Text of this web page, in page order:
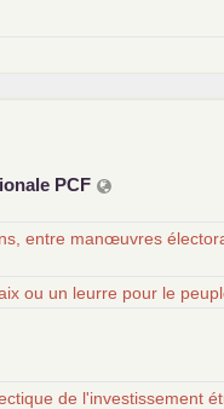
PCF
entre manœuvres
ou un leurre pour le
de l'investissement